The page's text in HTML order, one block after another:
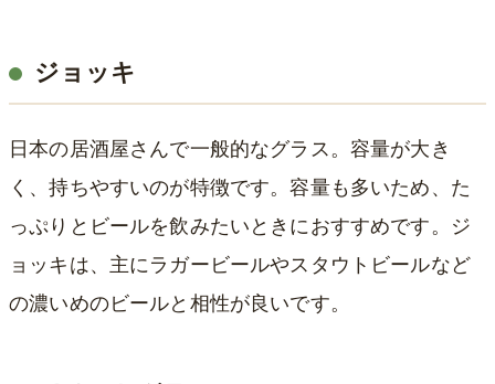
ジョッキ
日本の居酒屋さんで一般的なグラス。容量が大き
く、持ちやすいのが特徴です。容量も多いため、た
っぷりとビールを飲みたいときにおすすめです。ジ
ョッキは、主にラガービールやスタウトビールなど
の濃いめのビールと相性が良いです。